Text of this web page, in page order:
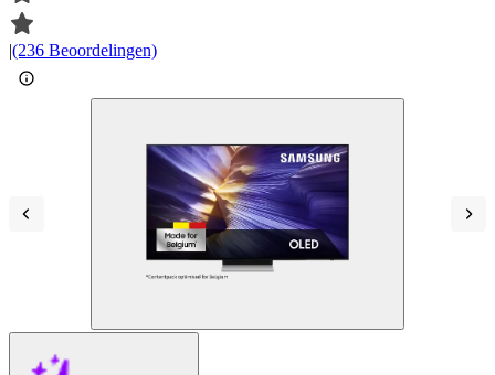
|(236 Beoordelingen)